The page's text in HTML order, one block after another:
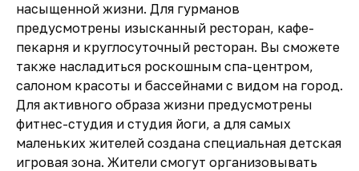
насыщенной жизни. Для гурманов
предусмотрены изысканный ресторан, кафе-
пекарня и круглосуточный ресторан. Вы сможете
также насладиться роскошным спа-центром,
салоном красоты и бассейнами с видом на город.
Для активного образа жизни предусмотрены
фитнес-студия и студия йоги, а для самых
маленьких жителей создана специальная детская
игровая зона. Жители смогут организовывать